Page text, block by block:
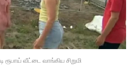
ரூபாய் வீட்டை வாங்கிய சிறுமி